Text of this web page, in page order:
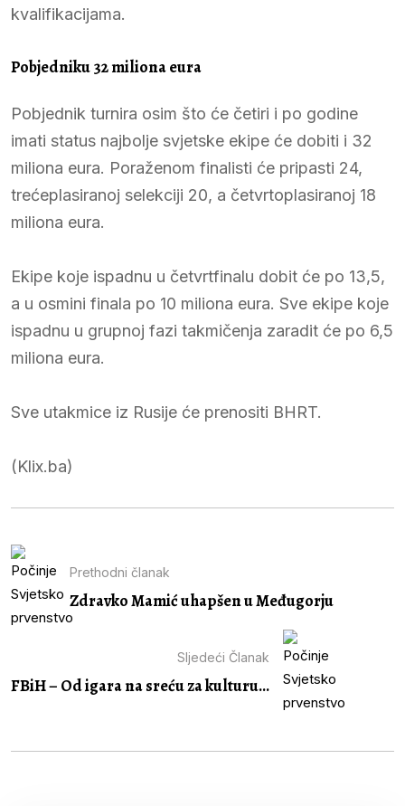
kvalifikacijama.
Pobjedniku 32 miliona eura
Pobjednik turnira osim što će četiri i po godine
imati status najbolje svjetske ekipe će dobiti i 32
miliona eura. Poraženom finalisti će pripasti 24,
trećeplasiranoj selekciji 20, a četvrtoplasiranoj 18
miliona eura.
Ekipe koje ispadnu u četvrtfinalu dobit će po 13,5,
a u osmini finala po 10 miliona eura. Sve ekipe koje
ispadnu u grupnoj fazi takmičenja zaradit će po 6,5
miliona eura.
Sve utakmice iz Rusije će prenositi BHRT.
(Klix.ba)
Prethodni članak
Zdravko Mamić uhapšen u Međugorju
Sljedeći Članak
FBiH – Od igara na sreću za kulturu...